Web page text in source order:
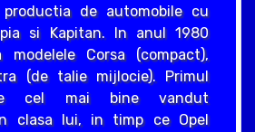
productia de automobile cu
si Kapitan. In anul 1980
Corsa (compact),
(de talie mijlocie). Primul
cel mai bine vandut
clasa lui, in timp ce Opel